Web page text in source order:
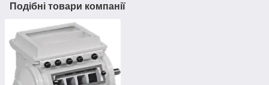
Подібні товари компанії